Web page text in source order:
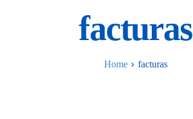
facturas
Home facturas